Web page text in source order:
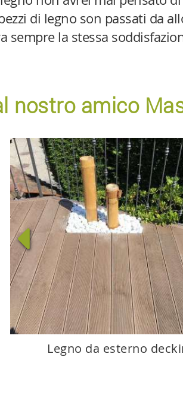
di legno son passati da
sempre la stessa
nostro amico
Legno da esterno